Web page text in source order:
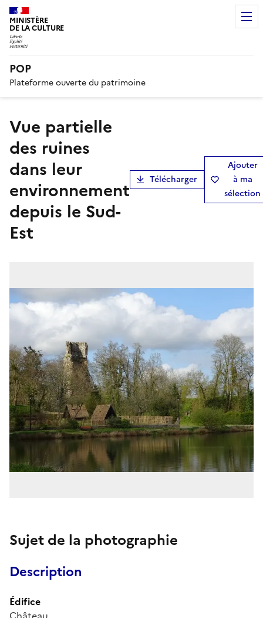
MINISTÈRE
DE LA CULTURE
POP
Plateforme ouverte du patrimoine
vue partielle
des ruines
dans leur
environnement
depuis le Sud-
Est
Télécharger
Ajouter
à ma
sélection
Sujet de la photographie
Description
Édifice